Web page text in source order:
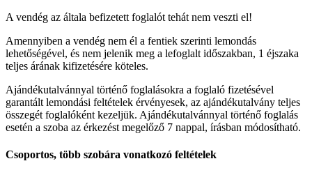
A vendég az általa befizetett foglalót tehát nem veszti el!
Amennyiben a vendég nem él a fentiek szerinti lemondás
lehetőségével, és nem jelenik meg a lefoglalt időszakban, 1 éjszaka
teljes árának kifizetésére köteles.
Ajándékutalvánnyal történő foglalásokra a foglaló fizetésével
garantált lemondási feltételek érvényesek, az ajándékutalvány teljes
összegét foglalóként kezeljük. Ajándékutalvánnyal történő foglalás
esetén a szoba az érkezést megelőző 7 nappal, írásban módosítható.
Csoportos, több szobára vonatkozó feltételek